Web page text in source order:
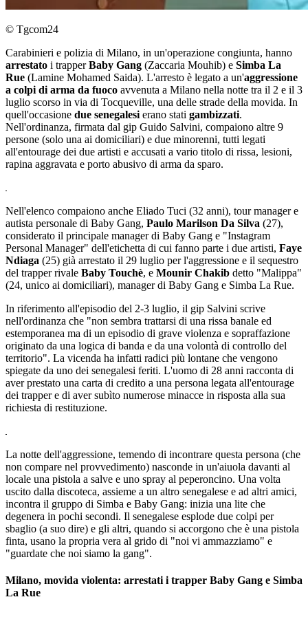
© Tgcom24
Carabinieri e polizia di Milano, in un'operazione congiunta, hanno
arrestato i trapperBaby Gang (Zaccaria Mouhib) e Simba La
Rue (Lamine Mohamed Saida). L'arresto è legato a un'aggressione
a colpi di arma da fuoco avvenuta a Milano nella notte tra il 2 e il 3
luglio scorso in via di Tocqueville, una delle strade della movida. In
quell'occasione due senegalesi erano stati gambizzati.
Nell'ordinanza, firmata dal gip Guido Salvini, compaiono altre 9
persone (solo una ai domiciliari) e due minorenni, tutti legati
all'entourage dei due artisti e accusati a vario titolo di rissa, lesioni,
rapina aggravata e porto abusivo di arma da sparo.
Nell'elenco compaiono anche Eliado Tuci (32 anni), tour manager e
autista personale di Baby Gang, Paulo Marilson Da Silva (27),
considerato il principale manager di Baby Gang e "Instagram
Personal Manager" dell'etichetta di cui fanno parte i due artisti, Faye
Ndiaga (25) già arrestato il 29 luglio per l'aggressione e il sequestro
del trapper rivale Baby Touchè, e Mounir Chakib detto "Malippa"
(24, unico ai domiciliari), manager di Baby Gang e Simba La Rue.
In riferimento all'episodio del 2-3 luglio, il gip Salvini scrive
nell'ordinanza che "non sembra trattarsi di una rissa banale ed
estemporanea ma di un episodio di grave violenza e sopraffazione
originato da una logica di banda e da una volontà di controllo del
territorio". La vicenda ha infatti radici più lontane che vengono
spiegate da uno dei senegalesi feriti. L'uomo di 28 anni racconta di
aver prestato una carta di credito a una persona legata all'entourage
dei trapper e di aver subìto numerose minacce in risposta alla sua
richiesta di restituzione.
La notte dell'aggressione, temendo di incontrare questa persona (che
non compare nel provvedimento) nasconde in un'aiuola davanti al
locale una pistola a salve e uno spray al peperoncino. Una volta
uscito dalla discoteca, assieme a un altro senegalese e ad altri amici,
incontra il gruppo di Simba e Baby Gang: inizia una lite che
degenera in pochi secondi. Il senegalese esplode due colpi per
sbaglio (a suo dire) e gli altri, quando si accorgono che è una pistola
finta, usano la propria vera al grido di "noi vi ammazziamo" e
"guardate che noi siamo la gang".
Milano, movida violenta: arrestati i trapper Baby Gang e Simba
La Rue